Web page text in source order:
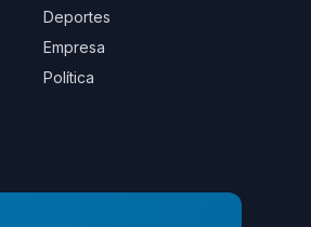
Deportes
Empresa
Política